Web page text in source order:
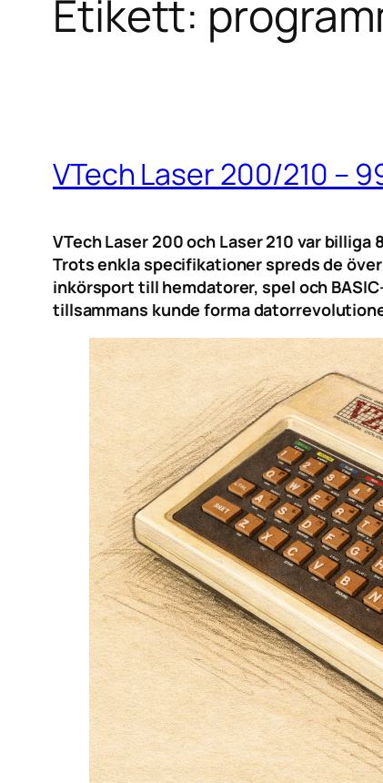
Etikett:
VTech Laser 200/210 –
VTech Laser 200 och Laser 210 var
Trots enkla specifikationer spreds de
inkörsport till hemdatorer, spel och
tillsammans kunde forma